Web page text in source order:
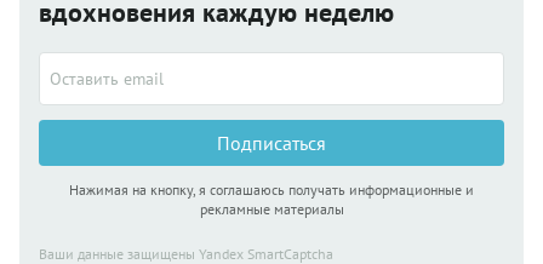
вдохновения каждую неделю
Подписаться
Нажимая на кнопку, я соглашаюсь получать информационные и
рекламные материалы
Ваши данные защищены Yandex SmartCaptcha